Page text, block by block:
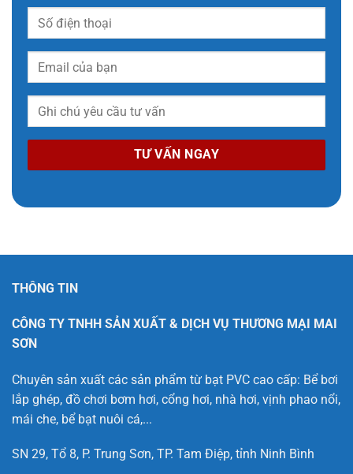
THÔNG TIN
CÔNG TY TNHH SẢN XUẤT & DỊCH VỤ THƯƠNG MẠI MAI
SƠN
Chuyên sản xuất các sản phẩm từ bạt PVC cao cấp: Bể bơi
lắp ghép, đồ chơi bơm hơi, cổng hơi, nhà hơi, vịnh phao nổi,
mái che, bể bạt nuôi cá,...
SN 29, Tổ 8, P. Trung Sơn, TP. Tam Điệp, tỉnh Ninh Bình